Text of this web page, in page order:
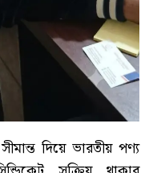
দিয়ে ভারতীয় পণ্য